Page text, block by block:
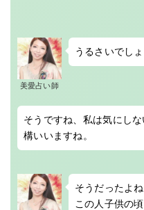
美愛占い師
うるさいでしょ
そうですね、私は気にし
構いいますね。
そうだったよ
この人子供の